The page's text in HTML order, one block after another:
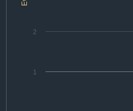
1
2